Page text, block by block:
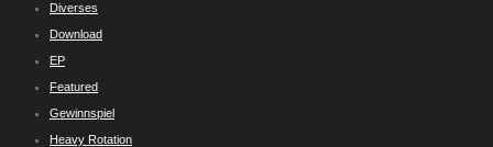
Diverses
Download
EP
Featured
Gewinnspiel
Heavy Rotation